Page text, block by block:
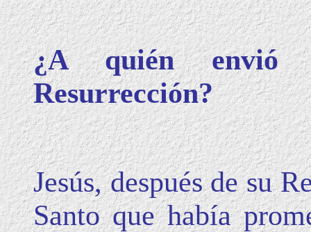
¿A quién envió
Resurrección?
Jesús, después de su
Santo que había